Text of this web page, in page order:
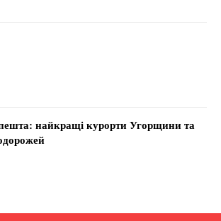
найкращі курорти Угорщини та